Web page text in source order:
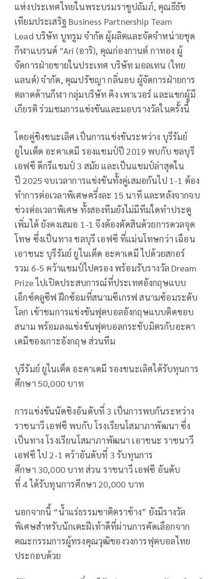
แห่งประเทศไทยในพระบรมราชูปถัมภ์, คุณธีธัช
เทียมประเสริฐ Business Partnership Team
Lead บริษัท บูทรูม จำกัด ผู้ผลิตและจัดจำหน่ายชุด
กีฬาแบรนด์ "Ari (อาริ), คุณก่องกานต์ กาทอง ผู้
จัดการฝ่ายขายในประเทศ บริษัท มอลเทน (ไทย
แลนด์) จำกัด, คุณปรัชญา กลิ่นอบ ผู้จัดการฝ่ายการ
ตลาดด้านกีฬา กลุ่มบริษัท คิง เพาเวอร์ และแขกผู้มี
เกียรติ ร่วมชมการแข่งขันและมอบรางวัลในครั้งนี้
โดยคู่ชิงชนะเลิศ เป็นการแข่งขันระหว่าง บุรีรัมย์
ยูไนเต็ด อะคาเดมี รองแชมป์ปี 2019 พบกับ ชลบุรี
เอฟซี ดีกรีแชมป์ 3 สมัย และเป็นแชมป์ล่าสุดใน
ปี 2025จบเวลาการแข่งขันทั้งคู่เสมอกันไป 1-1 ต้อง
ทำการต่อเวลาพิเศษครึ่งละ 15 นาที และหลังจากจบ
ช่วงต่อเวลาพิเศษ ทั้งสองทีมยังไม่มีทีมใดทำประตู
เพิ่มได้ ยังคงเสมอ 1-1จึงต้องตัดสินด้วยการดวลจุด
โทษ ซึ่งเป็นทาง ชลบุรี เอฟซี ที่แม่นโทษกว่า เฉือน
เอาชนะ บุรีรัมย์ ยูไนเต็ด อะคาเดมี ไปด้วยสกอร์
รวม 6-5 คว้าแชมป์ไปครอง พร้อมรับรางวัล Dream
Prizeไปเปิดประสบการณ์ที่ประเทศอังกฤษแบบ
เอ็กซ์คลูซีฟ ฝึกซ้อมที่สนามซีเกรฟ สนามซ้อมระดับ
โลก เข้าชมการแข่งขันฟุตบอลอังกฤษแบบติดขอบ
สนาม พร้อมลงแข่งขันฟุตบอลกระชับมิตรกับอะคา
เดมีของเกาะอังกฤษ ส่วนทีม
บุรีรัมย์ ยูไนเต็ด อะคาเดมี รองชนะเลิศได้รับทุนการ
ศึกษา 50,000 บาท
การแข่งขันนัดชิงอันดับที่ 3 เป็นการพบกันระหว่าง
ราชนาวี เอฟซี พบกับ โรงเรียนโสมาภาพัฒนา ซึ่ง
เป็นทาง โรงเรียนโสมาภาพัฒนา เอาชนะ ราชนาวี
เอฟซี ไป 2-1 คว้าอันดับที่ 3รับทุนการ
ศึกษา 30,000 บาท ส่วน ราชนาวี เอฟซี อันดับ
ที่ 4 ได้รับทุนการศึกษา 20,000 บาท
นอกจากนี้ “น้ำแร่ธรรมชาติตราช้าง” ยังมีรางวัล
พิเศษสำหรับนักเตะฝีเท้าดีที่ผ่านการคัดเลือกจาก
คณะกรรมการผู้ทรงคุณวุฒิของวงการฟุตบอลไทย
ประกอบด้วย